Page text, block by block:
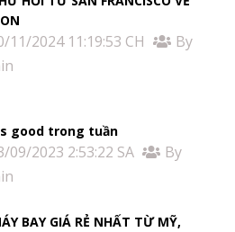
11/2024 11:19:53 CH
By
good trong tuần
09/2023 2:53:22 SA
By
BAY GIÁ RẺ NHẤT TỪ MỸ,